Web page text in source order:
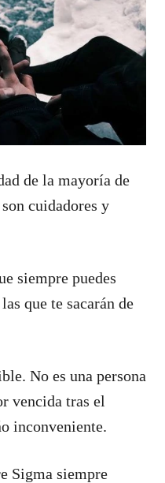
de la mayoría de
cuidadores y
siempre puedes
que te sacarán de
No es una persona
vencida tras el
inconveniente.
Sigma siempre